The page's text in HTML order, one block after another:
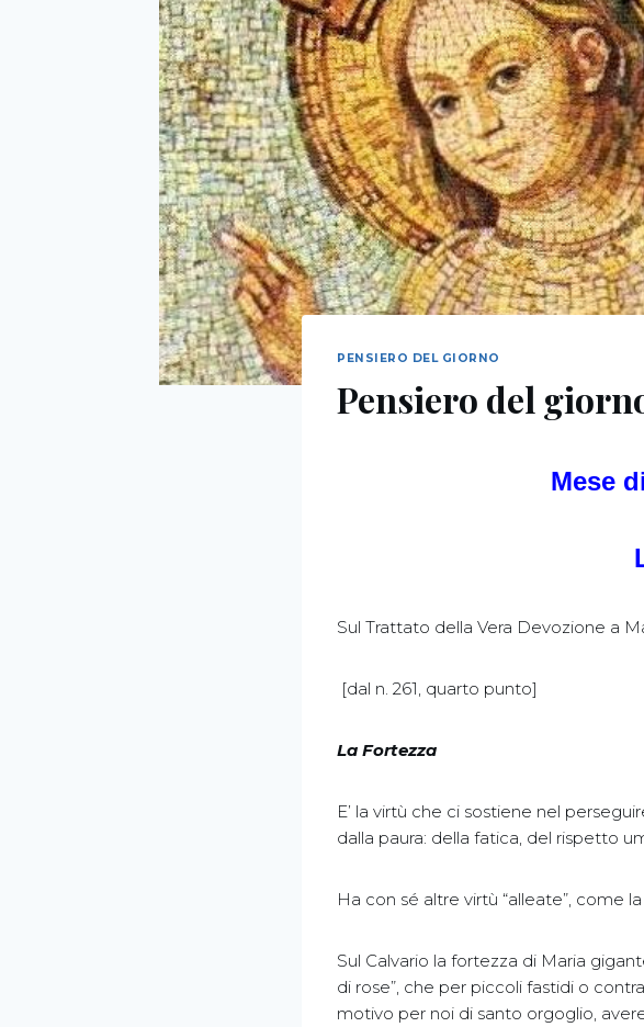
PENSIERO DEL GIORNO
Pensiero del
Mese
Sul Trattato della Vera Devozione a
[dal n. 261, quarto punto]
La Fortezza
E’ la virtù che ci sostiene nel
dalla paura: della fatica, del rispetto
Ha con sé altre virtù “alleate”, come
Sul Calvario la fortezza di Maria
di rose”, che per piccoli fastidi o
motivo per noi di santo orgoglio,